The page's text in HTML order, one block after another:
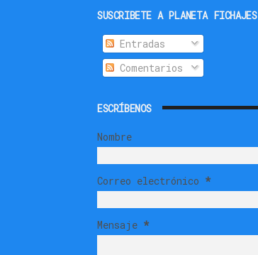
SUSCRIBETE A PLANETA FICHAJES
Entradas
Comentarios
ESCRÍBENOS
Nombre
Correo electrónico *
Mensaje *